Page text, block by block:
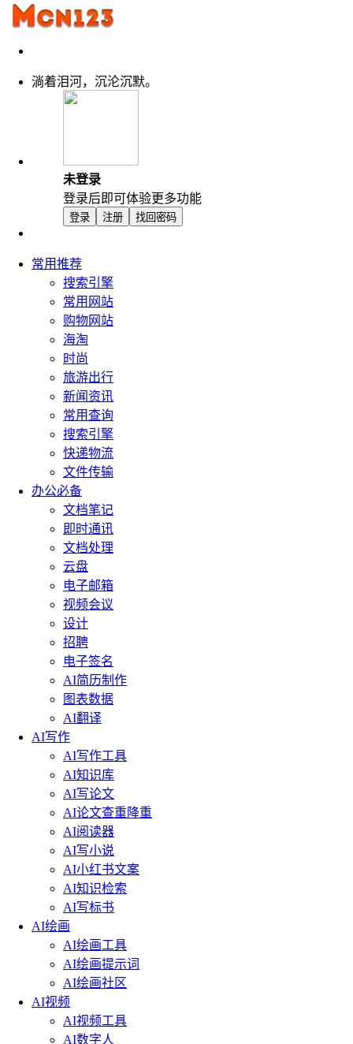
淌着泪河，沉沦沉默。
未登录
登录后即可体验更多功能
登录 注册 找回密码
常用推荐
搜索引擎
常用网站
购物网站
海淘
时尚
旅游出行
新闻资讯
常用查询
搜索引擎
快递物流
文件传输
办公必备
文档笔记
即时通讯
文档处理
云盘
电子邮箱
视频会议
设计
招聘
电子签名
AI简历制作
图表数据
AI翻译
AI写作
AI写作工具
AI知识库
AI写论文
AI论文查重降重
AI阅读器
AI写小说
AI小红书文案
AI知识检索
AI写标书
AI绘画
AI绘画工具
AI绘画提示词
AI绘画社区
AI视频
AI视频工具
AI数字人